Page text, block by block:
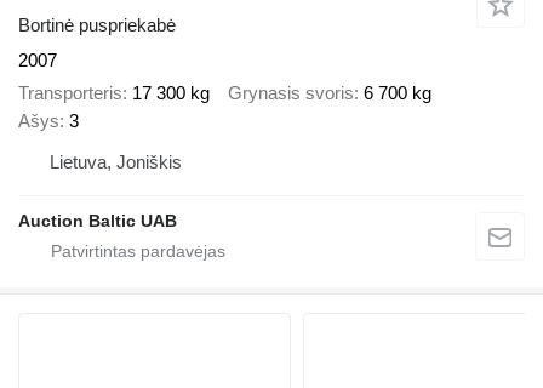
Bortinė puspriekabė
2007
Transporteris 17 300 kg Grynasis svoris 6 700 kg
Ašys 3
Lietuva, Joniškis
Auction Baltic UAB